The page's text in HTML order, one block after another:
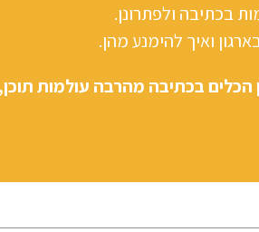
בכתיבה ולפתרונן.
ואיך להימנע מהן.
הכלים בכתיבה מהרבה עולמות